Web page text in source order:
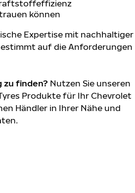
können
Expertise mit nachhaltiger
auf die Anforderungen
zu finden? Nutzen Sie unseren
Produkte für Ihr Chevrolet
Händler in Ihrer Nähe und